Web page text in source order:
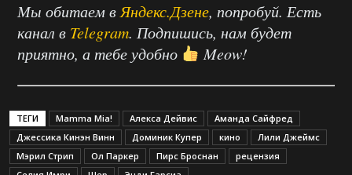
Мы обитаем в Яндекс.Дзене, попробуй. Есть
канал в Telegram. Подпишись, нам будет
приятно, а тебе удобно
Meow!
ТЕГИ Mamma Mia! Алекса Дейвис
Аманда Сайфред
Джессика Кинэн Винн
Доминик Купер кино
Лили Джеймс
Мэрил Стрип
Ол Паркер Пирс Броснан
рецензия